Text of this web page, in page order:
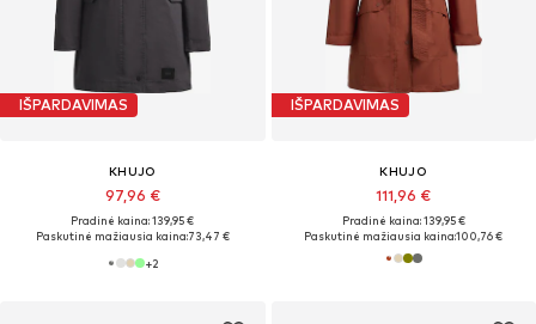
IŠPARDAVIMAS
KHUJO
97,96 €
Pradinė kaina: 139,95 €
Paskutinė mažiausia kaina:73,47 €
+2
IŠPARDAVIMAS
KHUJO
111,96 €
Pradinė kaina: 139,95 €
Paskutinė mažiausia kaina:100,76 €